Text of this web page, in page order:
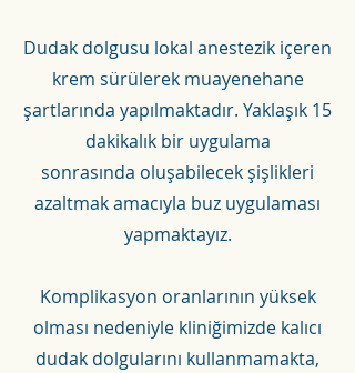
Dudak dolgusu lokal anestezik içeren
krem sürülerek muayenehane
şartlarında yapılmaktadır. Yaklaşık 15
dakikalık bir uygulama
sonrasında oluşabilecek şişlikleri
azaltmak amacıyla buz uygulaması
yapmaktayız.
Komplikasyon oranlarının yüksek
olması nedeniyle kliniğimizde kalıcı
dudak dolgularını kullanmamakta,